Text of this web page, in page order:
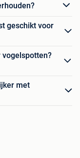
geschikt voor
vogelspotten?
met